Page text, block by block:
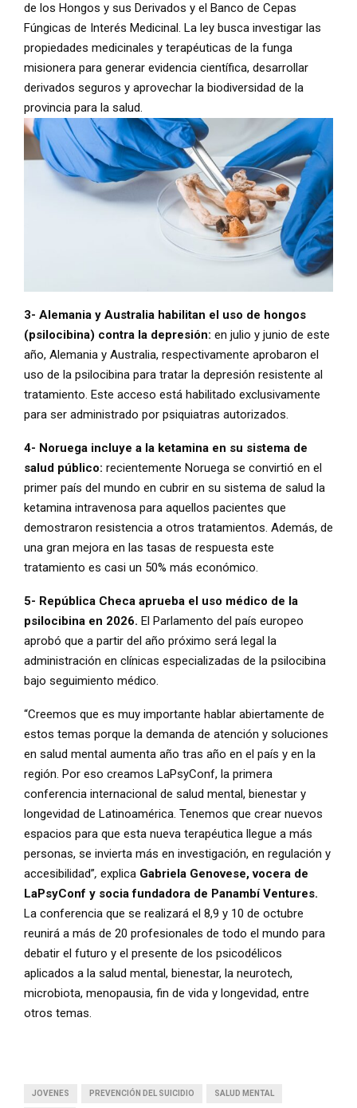
de los Hongos y sus Derivados y el Banco de Cepas
Fúngicas de Interés Medicinal. La ley busca investigar las
propiedades medicinales y terapéuticas de la funga
misionera para generar evidencia científica, desarrollar
derivados seguros y aprovechar la biodiversidad de la
provincia para la salud.
3- Alemania y Australia habilitan el uso de hongos
(psilocibina) contra la depresión: en julio y junio de este
año, Alemania y Australia, respectivamente aprobaron el
uso de la psilocibina para tratar la depresión resistente al
tratamiento. Este acceso está habilitado exclusivamente
para ser administrado por psiquiatras autorizados.
4- Noruega incluye a la ketamina en su sistema de
salud público: recientemente Noruega se convirtió en el
primer país del mundo en cubrir en su sistema de salud la
ketamina intravenosa para aquellos pacientes que
demostraron resistencia a otros tratamientos. Además, de
una gran mejora en las tasas de respuesta este
tratamiento es casi un 50% más económico.
5- República Checa aprueba el uso médico de la
psilocibina en 2026. El Parlamento del país europeo
aprobó que a partir del año próximo será legal la
administración en clínicas especializadas de la psilocibina
bajo seguimiento médico.
“Creemos que es muy importante hablar abiertamente de
estos temas porque la demanda de atención y soluciones
en salud mental aumenta año tras año en el país y en la
región. Por eso creamos LaPsyConf, la primera
conferencia internacional de salud mental, bienestar y
longevidad de Latinoamérica. Tenemos que crear nuevos
espacios para que esta nueva terapéutica llegue a más
personas, se invierta más en investigación, en regulación y
accesibilidad”, explica Gabriela Genovese, vocera de
LaPsyConf y socia fundadora de Panambí Ventures.
La conferencia que se realizará el 8,9 y 10 de octubre
reunirá a más de 20 profesionales de todo el mundo para
debatir el futuro y el presente de los psicodélicos
aplicados a la salud mental, bienestar, la neurotech,
microbiota, menopausia, fin de vida y longevidad, entre
otros temas.
JOVENES PREVENCIÓN DEL SUICIDIO SALUD MENTAL